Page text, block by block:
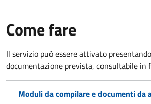
Come fare
Il servizio può essere attivato
documentazione prevista, consultabile in
Moduli da compilare e documenti da